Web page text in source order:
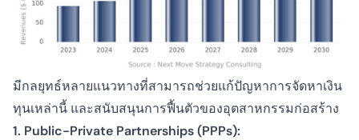
มีกลยุทธ์หลายแนวทางที่สามารถช่วยแก้ปัญหาการจัดหาเงิน
ทุนเหล่านี้ และสนับสนุนการฟื้นตัวของอุตสาหกรรมก่อสร้าง
1. Public-Private Partnerships (PPPs):